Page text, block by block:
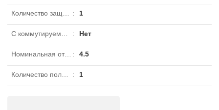
: 1
: Нет
Номинальная отключающая способность в соответствии с EN 60898 : 4.5
: 1